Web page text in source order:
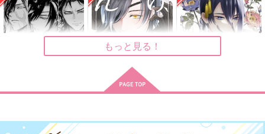
286円（税込）
燭台切光忠
サンプル
781円（税込）
燭台切光忠
サンプル
作品詳細
787円（税込）
燭台切光忠×へし切長谷部
サンプル
脱毛ケガニ
nem
Lilou
もっと見る！